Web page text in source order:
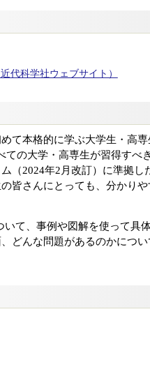
代科学社ウェブサイト）
て本格的に学ぶ大学生・高
の大学・高専生が習得すべ
（2024年2月改訂）に準拠し
皆さんにとっても、分かり
て、事例や図解を使って具
どんな問題があるのかにつ